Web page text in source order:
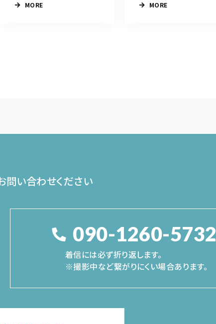
MORE MORE
問い合わせください
090-1260-5732
着信には必ず折り返します。
※撮影中など繋がりにくい場合あります。